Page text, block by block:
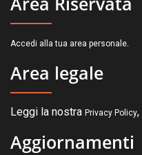
Accedi alla tua area personale.
Area legale
Leggi la nostra Privacy Policy,
Aggiornamenti